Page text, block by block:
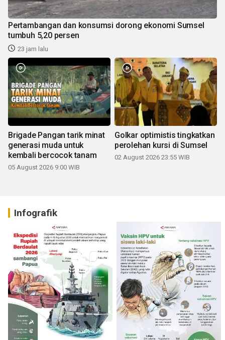
Pertambangan dan konsumsi dorong ekonomi Sumsel
tumbuh 5,20 persen
23 jam lalu
Brigade Pangan tarik minat
generasi muda untuk
kembali bercocok tanam
05 August 2026 9:00 WIB
Golkar optimistis tingkatkan
perolehan kursi di Sumsel
02 August 2026 23:55 WIB
Infografik